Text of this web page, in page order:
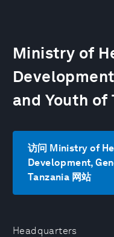
Headquarters
Ministry of
and Youth of
访问 Ministry of
Development,
Tanzania 网站